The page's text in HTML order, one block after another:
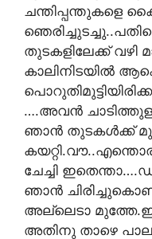
ചന്തിപ്പന്തുകളെ
തുടകളിലേക്ക് വഴി
കാലിനിടയില്‍
….അവന്‍
ഞാന്‍ തുടകള്‍ക്ക്
ചേച്ചി
ഞാന്‍
അല്ലെടാ
അതിനു താഴെ